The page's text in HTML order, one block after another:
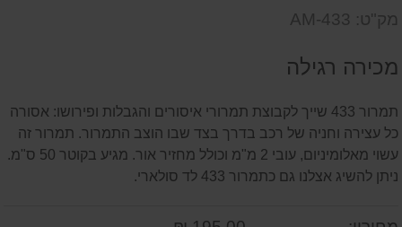
מק"ט: AM-433
מכירה רגילה
תמרור 433 שייך לקבוצת תמרורי איסורים והגבלות ופירושו: אסורה
כל עצירה וחניה של רכב בדרך בצד שבו הוצב התמרור. תמרור זה
עשוי מאלומיניום, עובי 2 מ"מ וכולל מחזיר אור. מגיע בקוטר 50 ס"מ.
ניתן להשיג אצלנו גם כתמרור 433 לד סולארי.